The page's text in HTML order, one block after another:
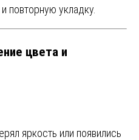
повторную укладку.
цвета и
яркость или появились